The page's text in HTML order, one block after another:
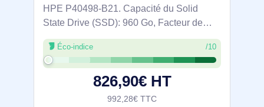
HPE P40498-B21. Capacité du Solid
State Drive (SSD): 960 Go, Facteur de
forme SSD: 2.5", Vitesse de lecture: 515
Mo/s, Vitesse d'écriture: 480 Mo/s,
composant pour: Serveur
Éco-indice /10
826,90€ HT
992,28€ TTC